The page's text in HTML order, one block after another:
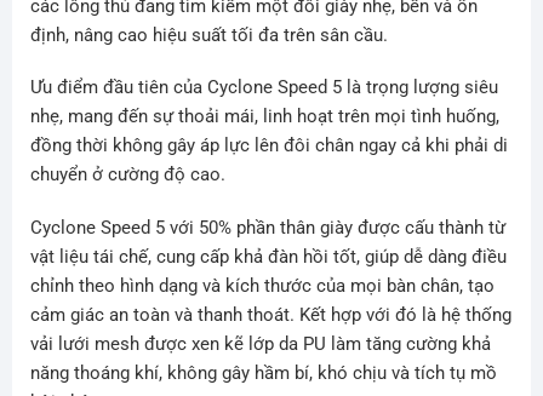
các lông thủ đang tìm kiếm một đôi giày nhẹ, bền và ổn
định, nâng cao hiệu suất tối đa trên sân cầu.
Ưu điểm đầu tiên của Cyclone Speed 5 là trọng lượng siêu
nhẹ, mang đến sự thoải mái, linh hoạt trên mọi tình huống,
đồng thời không gây áp lực lên đôi chân ngay cả khi phải di
chuyển ở cường độ cao.
Cyclone Speed 5 với 50% phần thân giày được cấu thành từ
vật liệu tái chế, cung cấp khả đàn hồi tốt, giúp dễ dàng điều
chỉnh theo hình dạng và kích thước của mọi bàn chân, tạo
cảm giác an toàn và thanh thoát. Kết hợp với đó là hệ thống
vải lưới mesh được xen kẽ lớp da PU làm tăng cường khả
năng thoáng khí, không gây hầm bí, khó chịu và tích tụ mồ